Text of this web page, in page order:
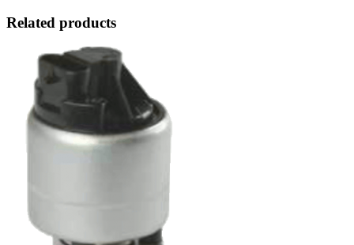
Related products